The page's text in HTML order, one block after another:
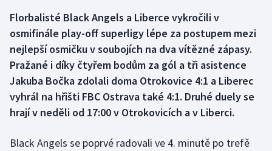
Box
Curling
Dostihy
Florbal
Florbalisté Black Angels a Liberce vykročili v
osmifinále play-off superligy lépe za postupem mezi
nejlepší osmičku v soubojích na dva vítězné zápasy.
Pražané i díky čtyřem bodům za gól a tři asistence
Jakuba Bočka zdolali doma Otrokovice 4:1 a Liberec
vyhrál na hřišti FBC Ostrava také 4:1. Druhé duely se
hrají v neděli od 17:00 v Otrokovicích a v Liberci.
Black Angels se poprvé radovali ve 4. minutě po trefě